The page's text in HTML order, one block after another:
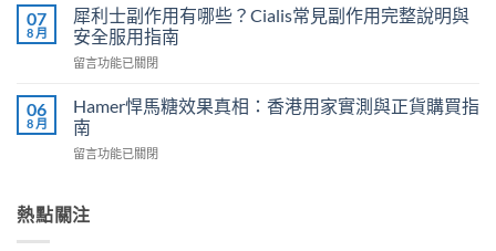
家
真
服
心
得
與
買
建
度
買？
2026
年
用
延
噴
購
士
保
健
品
介
2026
｜
香
款
07
8 月
犀利士副作用有哪些？Cialis常見副作用完整說明與
安全服用指南
在
利
士
副
作
哪
留言功能已關閉
06
8 月
Hamer悍馬糖效果真相：香港用家實測與正貨購買指
南
在
馬
糖
留言功能已關閉
熱點關注